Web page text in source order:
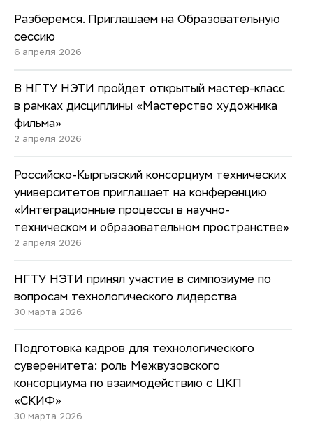
Разберемся. Приглашаем на Образовательную
сессию
6 апреля 2026
В НГТУ НЭТИ пройдет открытый мастер-класс
в рамках дисциплины «Мастерство художника
фильма»
2 апреля 2026
Российско-Кыргызский консорциум технических
университетов приглашает на конференцию
«Интеграционные процессы в научно-
техническом и образовательном пространстве»
2 апреля 2026
НГТУ НЭТИ принял участие в симпозиуме по
вопросам технологического лидерства
30 марта 2026
Подготовка кадров для технологического
суверенитета: роль Межвузовского
консорциума по взаимодействию с ЦКП
«СКИФ»
30 марта 2026